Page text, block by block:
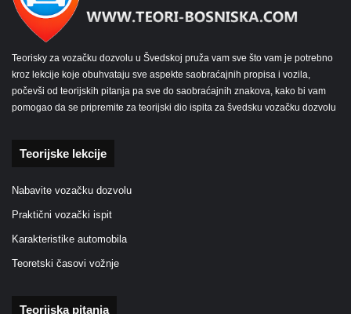
Teorisky za vozačku dozvolu u Švedskoj pruža vam sve što vam je potrebno
kroz lekcije koje obuhvataju sve aspekte saobraćajnih propisa i vozila,
počevši od teorijskih pitanja pa sve do saobraćajnih znakova, kako bi vam
pomogao da se pripremite za teorijski dio ispita za švedsku vozačku dozvolu
Teorijske lekcije
Nabavite vozačku dozvolu
Praktični vozački ispit
Karakteristike automobila
Teoretski časovi vožnje
Teorijska pitanja